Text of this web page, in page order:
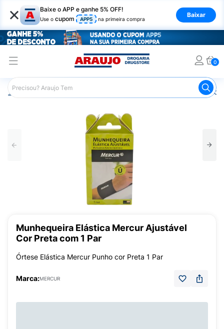
× Baixe o APP e ganhe 5% OFF!
Use o cupom APP5 na primeira compra
Baixar
0
Araujo Saúde e Bem Estar
Munhequeira Elástica Mercur Ajustável
Cor Preta com 1 Par
Órtese Elástica Mercur Punho cor Preta 1 Par
Marca:MERCUR